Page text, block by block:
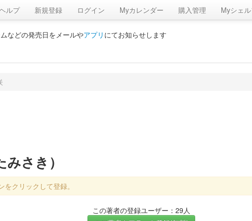
ルプ 新規登録 ログイン Myカレンダー 購入管理 Myシェル
などの発売日をメールやアプリ にてお知らせします
みさき）
クリックして登録。
この著者の登録ユーザー：29人